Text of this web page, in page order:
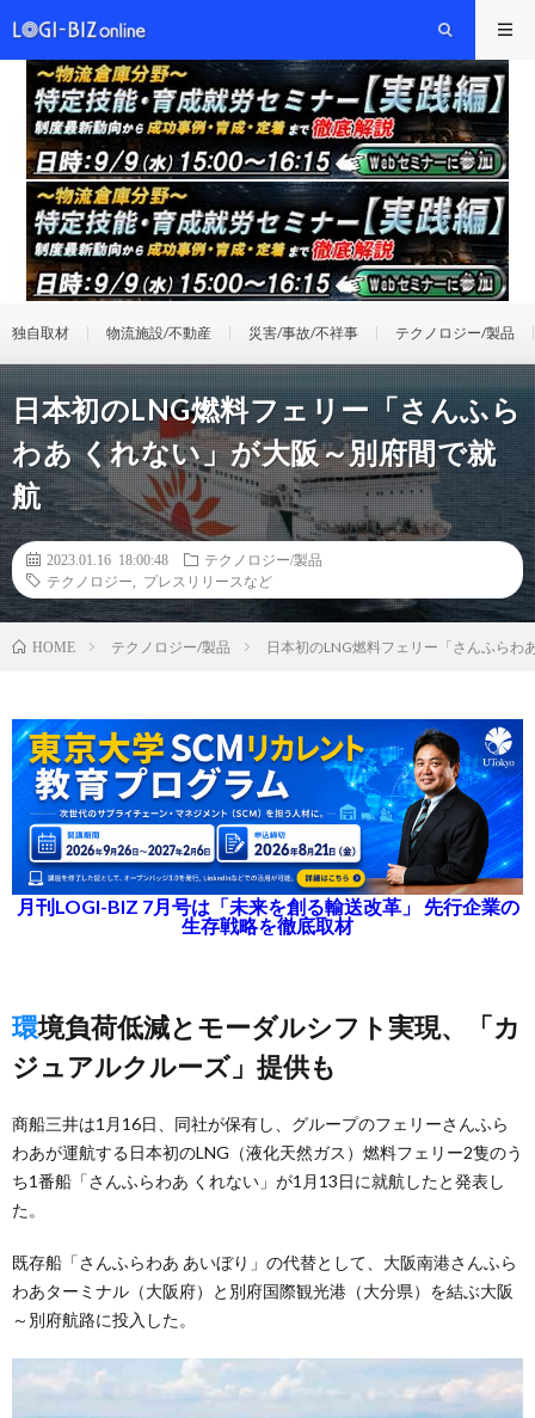
独自取材 物流施設/不動産 災害/事故/不祥事 テクノロジー/製品
日本初のLNG燃料フェリー「さんふら
わあ くれない」が大阪～別府間で就
航
2023.01.16 18:00:48
テクノロジー/製品
テクノロジー
プレスリリースなど
HOME テクノロジー/製品 日本初のLNG燃料フェリー「さんふらわ
月刊LOGI-BIZ 7月号は「未来を創る輸送改革」 先行企業の
生存戦略を徹底取材
環境負荷低減とモーダルシフト実現、「カ
ジュアルクルーズ」提供も
商船三井は1月16日、同社が保有し、グループのフェリーさんふら
わあが運航する日本初のLNG（液化天然ガス）燃料フェリー2隻のう
ち1番船「さんふらわあ くれない」が1月13日に就航したと発表し
た。
既存船「さんふらわあ あいぼり」の代替として、大阪南港さんふら
わあターミナル（大阪府）と別府国際観光港（大分県）を結ぶ大阪
～別府航路に投入した。